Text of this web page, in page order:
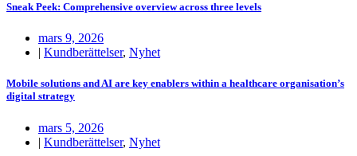
Sneak Peek: Comprehensive overview across three levels
mars 9, 2026
| Kundberättelser, Nyhet
Mobile solutions and AI are key enablers within a healthcare organisation’s
digital strategy
mars 5, 2026
| Kundberättelser, Nyhet